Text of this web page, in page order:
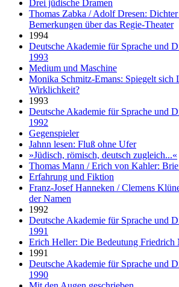
Drei jüdische Dramen
Thomas Zabka / Adolf Dresen: Dichter
Bemerkungen über das Regie-Theater
1994
Deutsche Akademie für Sprache und
1993
Medium und Maschine
Monika Schmitz-Emans: Spiegelt sich
Wirklichkeit?
1993
Deutsche Akademie für Sprache und
1992
Gegenspieler
Jahnn lesen: Fluß ohne Ufer
»Jüdisch, römisch, deutsch zugleich...«
Thomas Mann / Erich von Kahler:
Erfahrung und Fiktion
Franz-Josef Hanneken / Clemens
der Namen
1992
Deutsche Akademie für Sprache und
1991
Erich Heller: Die Bedeutung Friedrich
1991
Deutsche Akademie für Sprache und
1990